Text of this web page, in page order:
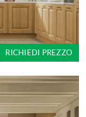
RICHIEDI PREZZO